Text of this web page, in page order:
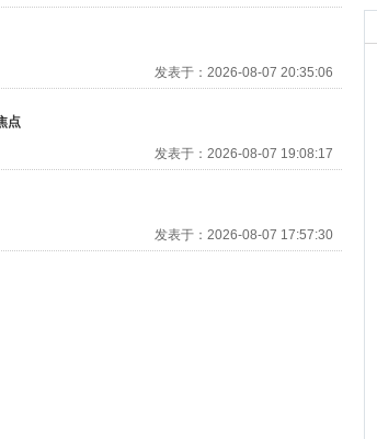
发表于：2026-08-07 20:35:06
点
发表于：2026-08-07 19:08:17
发表于：2026-08-07 17:57:30